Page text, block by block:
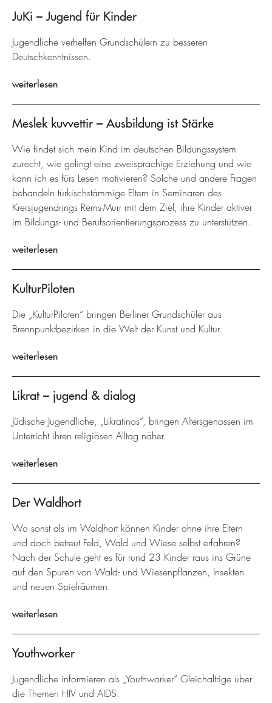
JuKi – Jugend für Kinder
Jugendliche verhelfen Grundschülern zu besseren
Deutschkenntnissen.
weiterlesen
Meslek kuvvettir – Ausbildung ist Stärke
Wie findet sich mein Kind im deutschen Bildungssystem
zurecht, wie gelingt eine zweisprachige Erziehung und wie
kann ich es fürs Lesen motivieren? Solche und andere Fragen
behandeln türkischstämmige Eltern in Seminaren des
Kreisjugendrings Rems-Murr mit dem Ziel, ihre Kinder aktiver
im Bildungs- und Berufsorientierungsprozess zu unterstützen.
weiterlesen
KulturPiloten
Die „KulturPiloten“ bringen Berliner Grundschüler aus
Brennpunktbezirken in die Welt der Kunst und Kultur.
weiterlesen
Likrat – jugend & dialog
Jüdische Jugendliche, „Likratinos“, bringen Altersgenossen im
Unterricht ihren religiösen Alltag näher.
weiterlesen
Der Waldhort
Wo sonst als im Waldhort können Kinder ohne ihre Eltern
und doch betreut Feld, Wald und Wiese selbst erfahren?
Nach der Schule geht es für rund 23 Kinder raus ins Grüne
auf den Spuren von Wald- und Wiesenpflanzen, Insekten
und neuen Spielräumen.
weiterlesen
Youthworker
Jugendliche informieren als „Youthworker“ Gleichaltrige über
die Themen HIV und AIDS.